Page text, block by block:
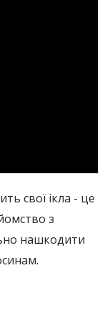
свої ікла - це
з
нашкодити